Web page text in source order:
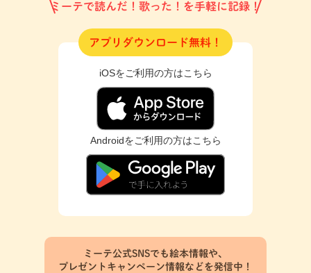
ミーテで読んだ！歌った！を手軽に記録！
アプリダウンロード無料！
iOSをご利用の方はこちら
Androidをご利用の方はこちら
ミーテ公式SNSでも絵本情報や、
プレゼントキャンペーン情報などを発信中！